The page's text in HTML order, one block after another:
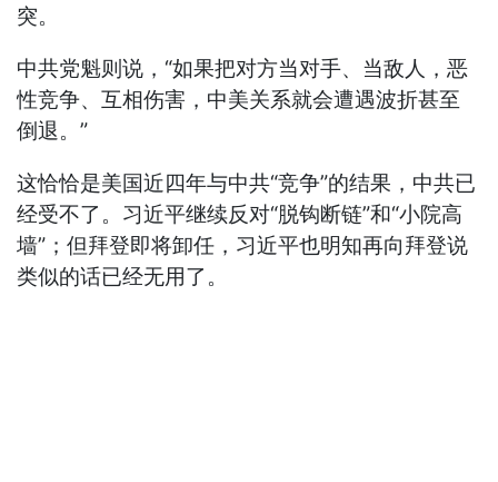
突。
中共党魁则说，“如果把对方当对手、当敌人，恶
性竞争、互相伤害，中美关系就会遭遇波折甚至
倒退。”
这恰恰是美国近四年与中共“竞争”的结果，中共已
经受不了。习近平继续反对“脱钩断链”和“小院高
墙”；但拜登即将卸任，习近平也明知再向拜登说
类似的话已经无用了。